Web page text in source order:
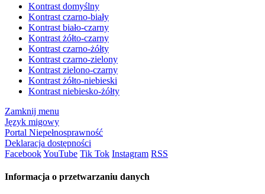
Kontrast domyślny
Kontrast czarno-biały
Kontrast biało-czarny
Kontrast żółto-czarny
Kontrast czarno-żółty
Kontrast czarno-zielony
Kontrast zielono-czarny
Kontrast żółto-niebieski
Kontrast niebiesko-żółty
Zamknij menu
Język migowy
Portal Niepełnosprawność
Deklaracja dostępności
FacebookYouTube Tik Tok Instagram RSS
Informacja o przetwarzaniu danych